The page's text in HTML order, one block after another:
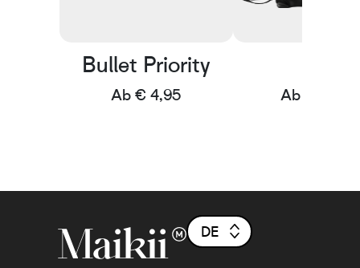
Bullet Priority
Ab € 4,95 Ab € 33,84
DE